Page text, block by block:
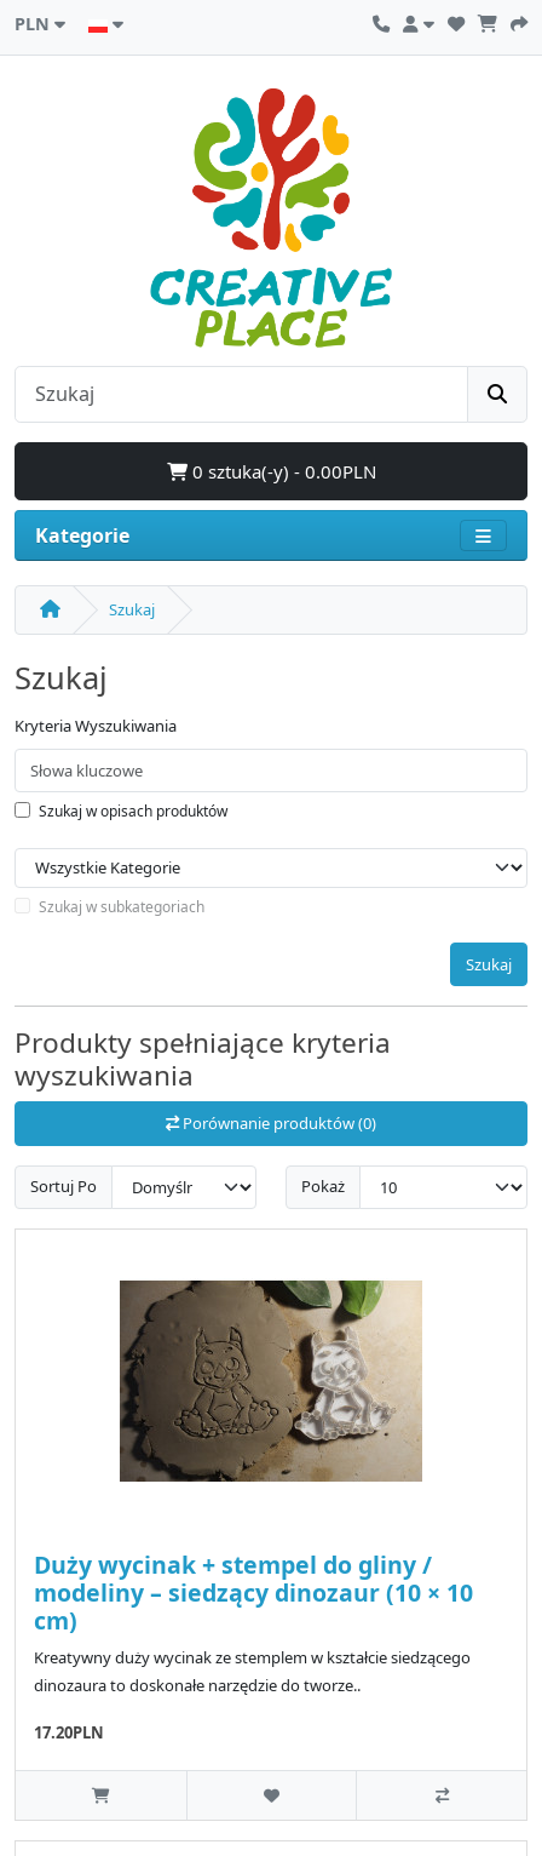
PLN
0 sztuka(-y) - 0.00PLN
Kategorie
Szukaj
Szukaj
Kryteria Wyszukiwania
Szukaj w opisach produktów
Szukaj w subkategoriach
Szukaj
Produkty spełniające kryteria
wyszukiwania
Porównanie produktów (0)
Sortuj Po Pokaż
Duży wycinak + stempel do gliny /
modeliny – siedzący dinozaur (10 × 10
cm)
Kreatywny duży wycinak ze stemplem w kształcie siedzącego
dinozaura to doskonałe narzędzie do tworze..
17.20PLN